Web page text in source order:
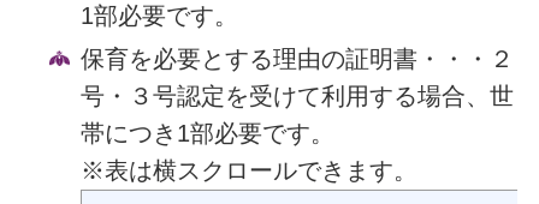
1部必要です。
保育を必要とする理由の証明書・・・２
号・３号認定を受けて利用する場合、世
帯につき1部必要です。
※表は横スクロールできます。